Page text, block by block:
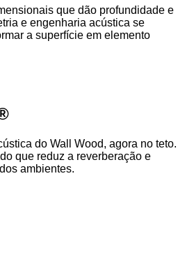
que dão profundidade e
e engenharia acústica se
a superfície em elemento
do Wall Wood, agora no teto.
que reduz a reverberação e
ambientes.